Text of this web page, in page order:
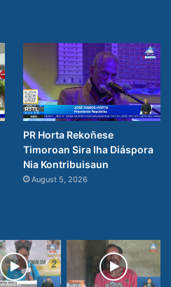
PR Horta Rekoñese
Timoroan Sira Iha Diáspora
Nia Kontribuisaun
August 5, 2026